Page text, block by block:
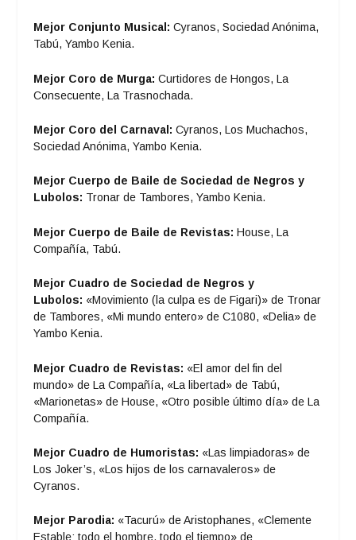
Mejor Conjunto Musical:Cyranos, Sociedad Anónima,
Tabú, Yambo Kenia.
Mejor Coro de Murga: Curtidores de Hongos, La
Consecuente, La Trasnochada.
Mejor Coro del Carnaval: Cyranos, Los Muchachos,
Sociedad Anónima, Yambo Kenia.
Mejor Cuerpo de Baile de Sociedad de Negros y
Lubolos: Tronar de Tambores, Yambo Kenia.
Mejor Cuerpo de Baile de Revistas: House, La
Compañía, Tabú.
Mejor Cuadro de Sociedad de Negros y
Lubolos: «Movimiento (la culpa es de Figari)» de Tronar
de Tambores, «Mi mundo entero» de C1080, «Delia» de
Yambo Kenia.
Mejor Cuadro de Revistas: «El amor del fin del
mundo» de La Compañía, «La libertad» de Tabú,
«Marionetas» de House, «Otro posible último día» de La
Compañía.
Mejor Cuadro de Humoristas: «Las limpiadoras» de
Los Joker’s, «Los hijos de los carnavaleros» de
Cyranos.
Mejor Parodia: «Tacurú» de Aristophanes, «Clemente
Estable: todo el hombre, todo el tiempo» de